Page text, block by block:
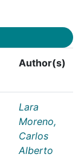
Author(s)
Lara
Moreno,
Carlos
Alberto